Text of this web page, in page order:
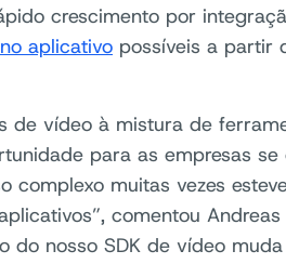
crescimento por
aplicativo possíveis a partir
de vídeo à mistura de
para as empresas
complexo muitas vezes
comentou
do nosso SDK de vídeo